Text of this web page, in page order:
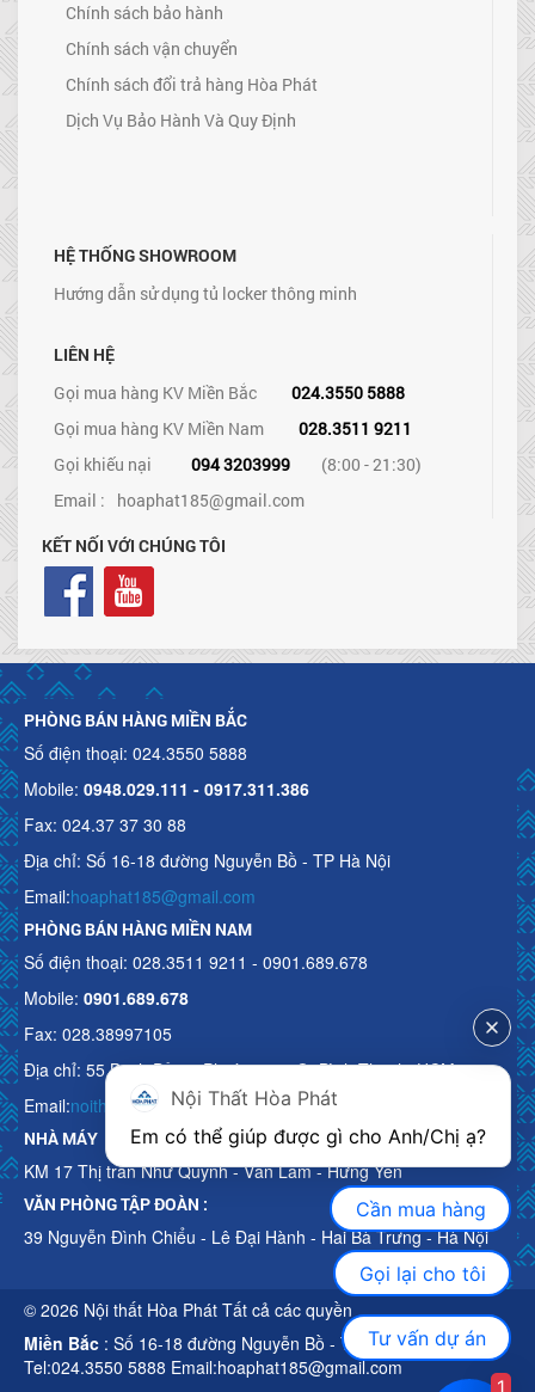
Chính sách bảo hành
Chính sách vận chuyển
Chính sách đổi trả hàng Hòa Phát
Dịch Vụ Bảo Hành Và Quy Định
HỆ THỐNG SHOWROOM
Hướng dẫn sử dụng tủ locker thông minh
LIÊN HỆ
Gọi mua hàng KV Miền Bắc
024.3550 5888
Gọi mua hàng KV Miền Nam
028.3511 9211
Gọi khiếu nại
094 3203999
(8:00 - 21:30)
Email : hoaphat185@gmail.com
KẾT NỐI VỚI CHÚNG TÔI
PHÒNG BÁN HÀNG MIỀN BẮC
Số điện thoại: 024.3550 5888
Mobile: 0948.029.111 - 0917.311.386
Fax: 024.37 37 30 88
Địa chỉ: Số 16-18 đường Nguyễn Bồ - TP Hà Nội
Email:hoaphat185@gmail.com
PHÒNG BÁN HÀNG MIỀN NAM
Số điện thoại: 028.3511 9211 - 0901.689.678
Mobile: 0901.689.678
Fax: 028.38997105
Địa chỉ: 55 Bạch Đằng, Phường 15, Q. Bình Thạnh, HCM
Email:noithathoaphattot@gmail.com
NHÀ MÁY
KM 17 Thị trấn Như Quỳnh - Văn Lâm - Hưng Yên
VĂN PHÒNG TẬP ĐOÀN :
39 Nguyễn Đình Chiểu - Lê Đại Hành - Hai Bà Trưng - Hà Nội
© 2026 Nội thất Hòa Phát Tất cả các quyền
Miền Bắc : Số 16-18 đường Nguyễn Bồ - TP Hà Nội
Tel:024.3550 5888 Email:hoaphat185@gmail.com
Nội Thất Hòa Phát
Cần mua hàng
Gọi lại cho tôi
Tư vấn dự án
1